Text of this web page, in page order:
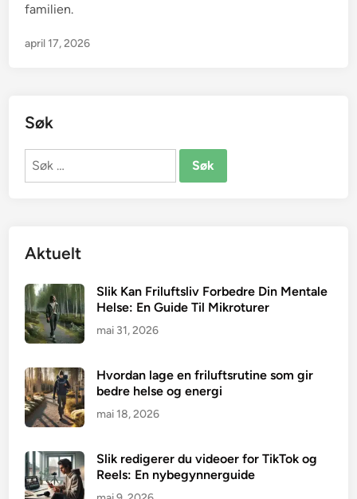
familien.
april 17, 2026
Søk
Søk
Aktuelt
Slik Kan Friluftsliv Forbedre Din Mentale
Helse: En Guide Til Mikroturer
mai 31, 2026
Hvordan lage en friluftsrutine som gir
bedre helse og energi
mai 18, 2026
Slik redigerer du videoer for TikTok og
Reels: En nybegynnerguide